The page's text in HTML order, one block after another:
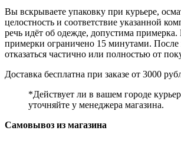
Вы вскрываете упаковку при курьере,
целостность и соответствие указанной
речь идёт об одежде, допустима
примерки ограничено 15 минутами.
отказаться частично или полностью от
Доставка бесплатна при заказе от 3000
*Действует ли в вашем городе
уточняйте у менеджера магазина.
Самовывоз из магазина